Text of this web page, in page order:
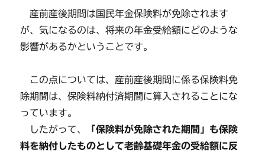
産前産後期間は国民年金保険料が免除されます
が、気になるのは、将来の年金受給額にどのような
影響があるかということです。
この点については、産前産後期間に係る保険料免
除期間は、保険料納付済期間に算入されることにな
っています。
したがって、
「保険料が免除された期間」も保険
料を納付したものとして老齢基礎年金の受給額に反